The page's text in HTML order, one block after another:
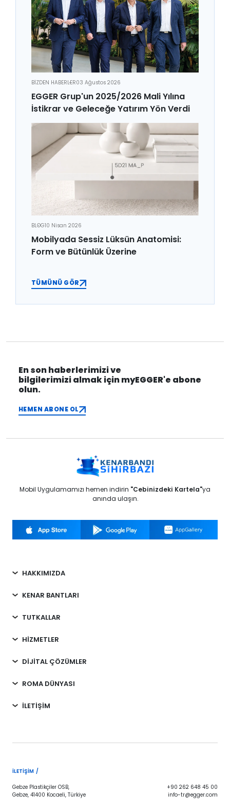
BİZDEN HABERLER03 Ağustos 2026
EGGER Grup'un 2025/2026 Mali Yılına
İstikrar ve Geleceğe Yatırım Yön Verdi
BLOG10 Nisan 2026
Mobilyada Sessiz Lüksün Anatomisi:
Form ve Bütünlük Üzerine
TÜMÜNÜ GÖR
En son haberlerimizi ve
bilgilerimizi almak için myEGGER'e abone
olun.
HEMEN ABONE OL
Mobil Uygulamamızı hemen indirin "Cebinizdeki Kartela"ya
anında ulaşın.
HAKKIMIZDA
KENAR BANTLARI
TUTKALLAR
HİZMETLER
DİJİTAL ÇÖZÜMLER
ROMA DÜNYASI
İLETİŞİM
İLETIŞIM /
Gebze Plastikçiler OSB,
Gebze, 41400 Kocaeli, Türkiye
+90 262 648 45 00
info-tr@egger.com